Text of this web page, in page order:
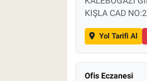
KIŞLA CAD
Yol Tarifi Al
Ofis Eczanesi